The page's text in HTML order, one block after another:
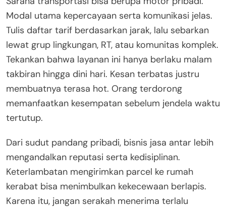
Modal utama kepercayaan serta komunikasi jelas.
Tulis daftar tarif berdasarkan jarak, lalu sebarkan
lewat grup lingkungan, RT, atau komunitas komplek.
Tekankan bahwa layanan ini hanya berlaku malam
takbiran hingga dini hari. Kesan terbatas justru
membuatnya terasa hot. Orang terdorong
memanfaatkan kesempatan sebelum jendela waktu
tertutup.
Dari sudut pandang pribadi, bisnis jasa antar lebih
mengandalkan reputasi serta kedisiplinan.
Keterlambatan mengirimkan parcel ke rumah
kerabat bisa menimbulkan kekecewaan berlapis.
Karena itu, jangan serakah menerima terlalu